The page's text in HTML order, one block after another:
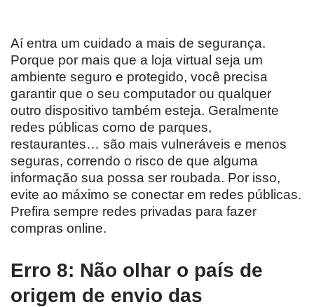
Aí entra um cuidado a mais de segurança.
Porque por mais que a loja virtual seja um
ambiente seguro e protegido, você precisa
garantir que o seu computador ou qualquer
outro dispositivo também esteja. Geralmente
redes públicas como de parques,
restaurantes… são mais vulneráveis e menos
seguras, correndo o risco de que alguma
informação sua possa ser roubada. Por isso,
evite ao máximo se conectar em redes públicas.
Prefira sempre redes privadas para fazer
compras online.
Erro 8: Não olhar o país de
origem de envio das